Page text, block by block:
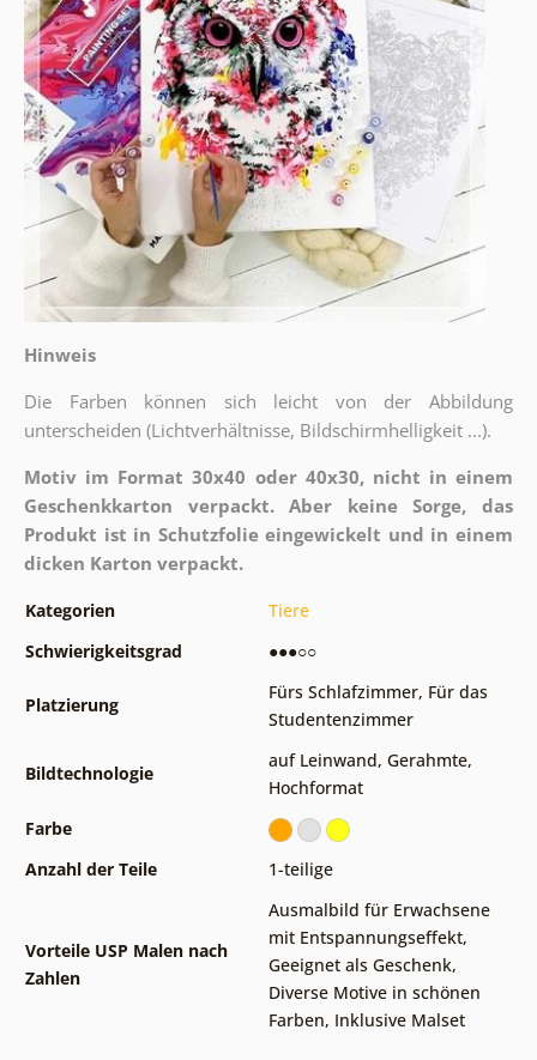
Hinweis
Die Farben können sich leicht von der Abbildung
unterscheiden (Lichtverhältnisse, Bildschirmhelligkeit ...).
Motiv im Format 30x40 oder 40x30, nicht in einem
Geschenkkarton verpackt. Aber keine Sorge, das
Produkt ist in Schutzfolie eingewickelt und in einem
dicken Karton verpackt.
Kategorien
Tiere
Schwierigkeitsgrad
●●●○○
Platzierung
Fürs Schlafzimmer, Für das
Studentenzimmer
Bildtechnologie
auf Leinwand, Gerahmte,
Hochformat
Farbe
Anzahl der Teile
1-teilige
Vorteile USP Malen nach
Zahlen
Ausmalbild für Erwachsene
mit Entspannungseffekt,
Geeignet als Geschenk,
Diverse Motive in schönen
Farben, Inklusive Malset